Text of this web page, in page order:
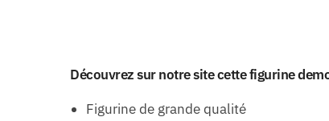
Découvrez sur notre site cette figurine
Figurine de grande qualité